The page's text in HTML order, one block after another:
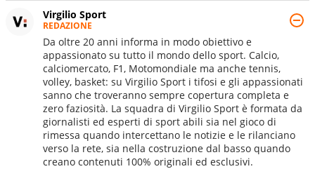
Virgilio Sport
REDAZIONE
Da oltre 20 anni informa in modo obiettivo e
appassionato su tutto il mondo dello sport. Calcio,
calciomercato, F1, Motomondiale ma anche tennis,
volley, basket: su Virgilio Sport i tifosi e gli appassionati
sanno che troveranno sempre copertura completa e
zero faziosità. La squadra di Virgilio Sport è formata da
giornalisti ed esperti di sport abili sia nel gioco di
rimessa quando intercettano le notizie e le rilanciano
verso la rete, sia nella costruzione dal basso quando
creano contenuti 100% originali ed esclusivi.